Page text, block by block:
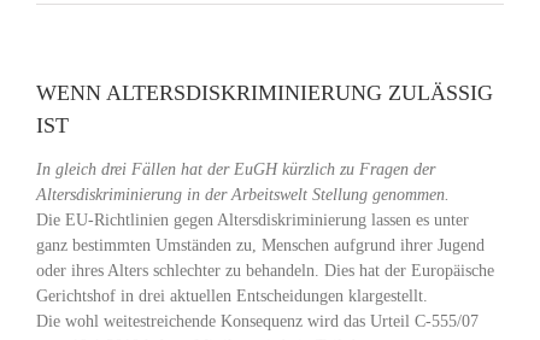
WENN ALTERSDISKRIMINIERUNG ZULÄSSIG
IST
In gleich drei Fällen hat der EuGH kürzlich zu Fragen der
Altersdiskriminierung in der Arbeitswelt Stellung genommen.
Die EU-Richtlinien gegen Altersdiskriminierung lassen es unter
ganz bestimmten Umständen zu, Menschen aufgrund ihrer Jugend
oder ihres Alters schlechter zu behandeln. Dies hat der Europäische
Gerichtshof in drei aktuellen Entscheidungen klargestellt.
Die wohl weitestreichende Konsequenz wird das Urteil C-555/07